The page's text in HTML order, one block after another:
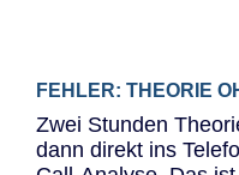
FEHLER: THEORIE
Zwei Stunden
dann direkt ins